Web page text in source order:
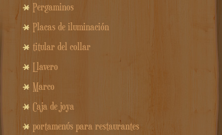
Pergaminos
Placas de iluminación
titular del collar
Llavero
Marco
Caja de joya
portamenús para restaurantes